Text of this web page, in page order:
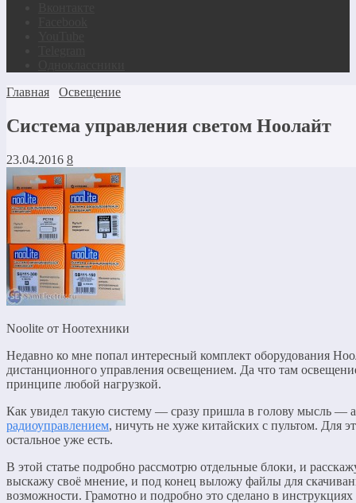
Главная
Освещение
Система управления светом Ноолайт
23.04.2016 8
Noolite от Ноотехники
Недавно ко мне попал интересный комплект оборудования
дистанционного управления освещением. Да что там
принципе любой нагрузкой.
Как увидел такую систему — сразу пришла в голову мысль —
радиоуправлением, ничуть не хуже китайских с пультом. Для
остальное уже есть.
В этой статье подробно рассмотрю отдельные блоки, и
выскажу своё мнение, и под конец выложу файлы для
возможности. Грамотно и подробно это сделано в инструкциях